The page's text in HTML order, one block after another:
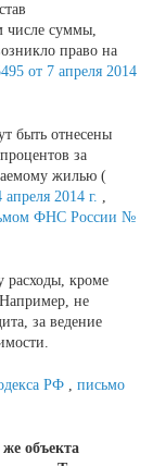
числе суммы,
право на
от 7 апреля 2014
быть отнесены
за
жилью (
2014 г. ,
ФНС России №
расходы, кроме
не
за ведение
РФ , письмо
объекта